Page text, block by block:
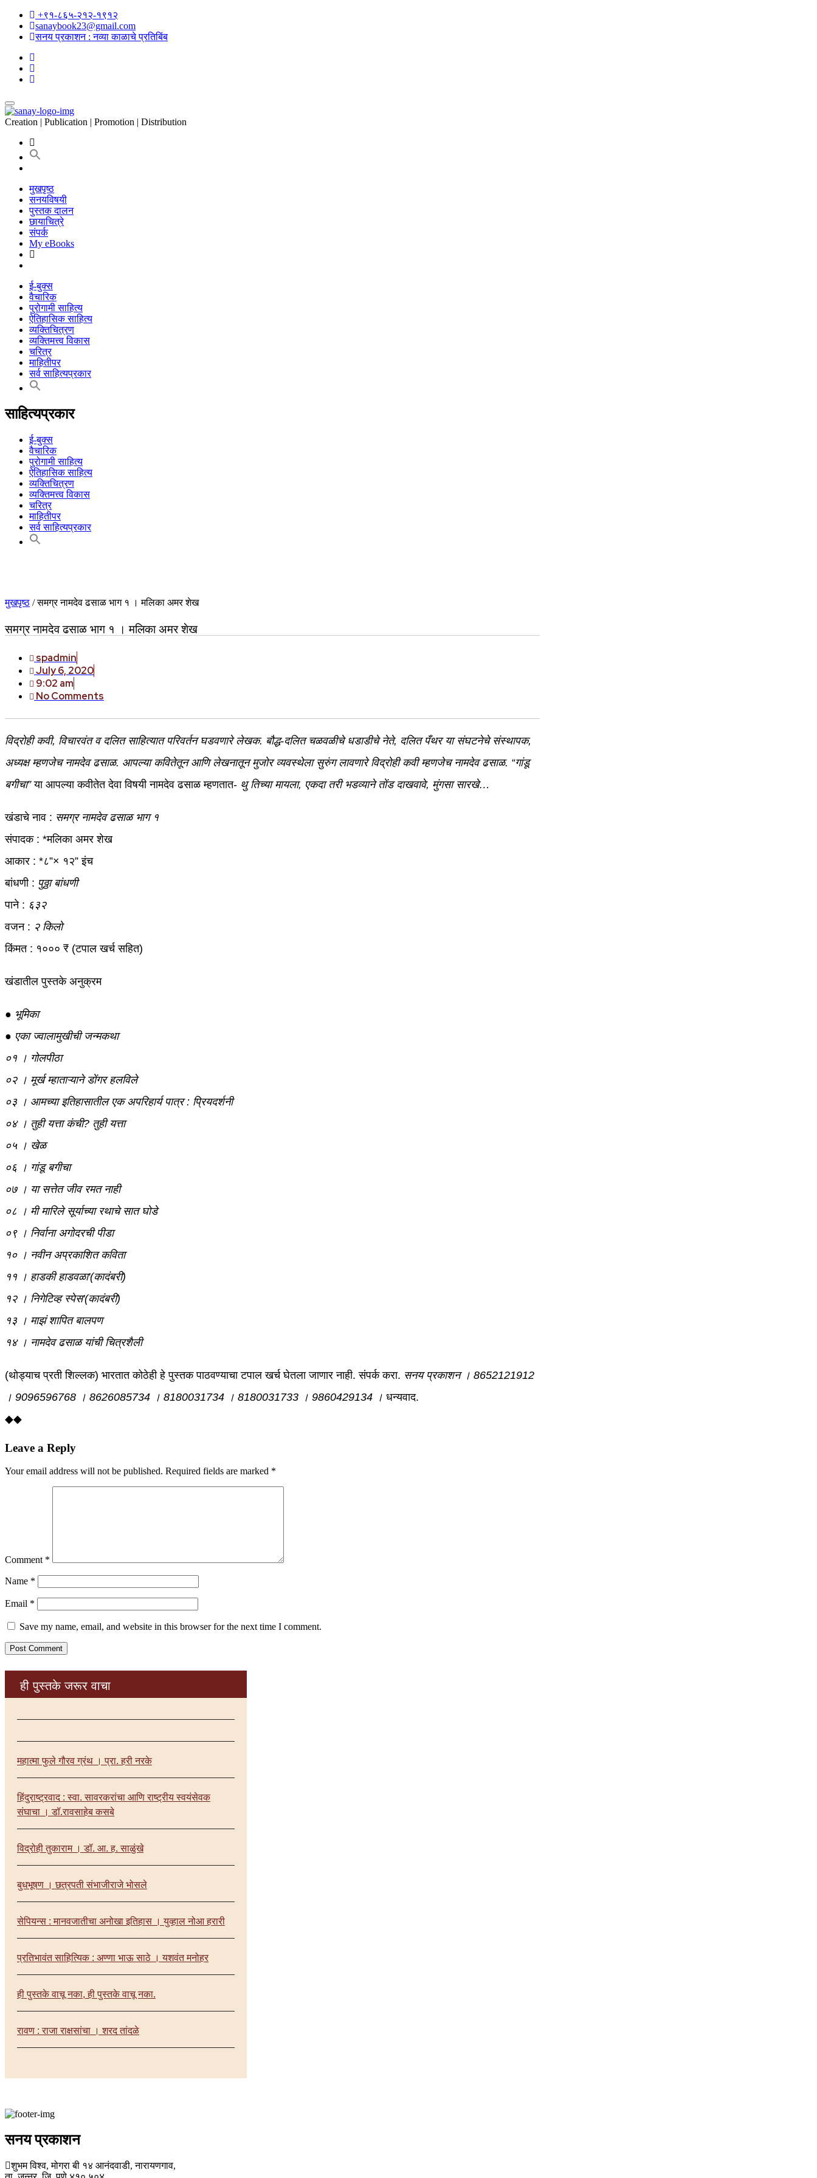
+९१-८६५-२१२-१९१२
sanaybook23@gmail.com
सनय प्रकाशन : नव्या काळाचे प्रतिबिंब
Creation | Publication | Promotion | Distribution
मुखपृष्ठ
सनयविषयी
पुस्तक दालन
छायाचित्रे
संपर्क
My eBooks
ई-बुक्स
वैचारिक
पुरोगामी साहित्य
ऐतिहासिक साहित्य
व्यक्तिचित्रण
व्यक्तिमत्त्व विकास
चरित्र
माहितीपर
सर्व साहित्यप्रकार
साहित्यप्रकार
ई-बुक्स
वैचारिक
पुरोगामी साहित्य
ऐतिहासिक साहित्य
व्यक्तिचित्रण
व्यक्तिमत्त्व विकास
चरित्र
माहितीपर
सर्व साहित्यप्रकार
मुखपृष्ठ /समग्र नामदेव ढसाळ भाग १ । मलिका अमर शेख
समग्र नामदेव ढसाळ भाग १ । मलिका अमर शेख
spadmin
July 6, 2020
9:02 am
No Comments
विद्रोही कवी, विचारवंत व दलित साहित्यात परिवर्तन घडवणारे लेखक. बौद्ध-दलित चळवळीचे धडाडीचे नेते, दलित पँथर या संघटनेचे संस्थापक,
अध्यक्ष म्हणजेच नामदेव ढसाळ. आपल्या कवितेतून आणि लेखनातून मुजोर व्यवस्थेला सुरुंग लावणारे विद्रोही कवी म्हणजेच नामदेव ढसाळ. “गांडू
बगीचा”या आपल्या कवीतेत देवा विषयी नामदेव ढसाळ म्हणतात- थु तिच्या मायला, एकदा तरी भडव्याने तोंड दाखवावे, मुंगसा सारखे…
खंडाचे नाव : समग्र नामदेव ढसाळ भाग १
संपादक : *मलिका अमर शेख
आकार : *८”× १२” इंच
बांधणी : पुठ्ठा बांधणी
पाने : ६३२
वजन : २ किलो
किंमत : १००० ₹ (टपाल खर्च सहित)
खंडातील पुस्तके अनुक्रम
● भूमिका
● एका ज्वालामुखीची जन्मकथा
०१ । गोलपीठा
०२ । मूर्ख म्हाताऱ्याने डोंगर हलविले
०३ । आमच्या इतिहासातील एक अपरिहार्य पात्र : प्रियदर्शनी
०४ । तुही यत्ता कंची? तुही यत्ता
०५ । खेळ
०६ । गांडू बगीचा
०७ । या सत्तेत जीव रमत नाही
०८ । मी मारिले सूर्याच्या रथाचे सात घोडे
०९ । निर्वाना अगोदरची पीडा
१० । नवीन अप्रकाशित कविता
११ । हाडकी हाडवळा'(कादंबरी)
१२ । निगेटिव्ह स्पेस'(कादंबरी)
१३ । माझं शापित बालपण
१४ । नामदेव ढसाळ यांची चित्रशैली
(थोड्याच प्रती शिल्लक) भारतात कोठेही हे पुस्तक पाठवण्याचा टपाल खर्च घेतला जाणार नाही. संपर्क करा. सनय प्रकाशन । 8652121912
। 9096596768 । 8626085734 । 8180031734 । 8180031733 । 9860429134 । धन्यवाद.
◆◆
Leave a Reply
Your email address will not be published. Required fields are marked *
Comment *
Name *
Email *
Save my name, email, and website in this browser for the next time I comment.
ही पुस्तके जरूर वाचा
महात्मा फुले गौरव ग्रंथ । प्रा. हरी नरके
हिंदुराष्ट्रवाद : स्वा. सावरकरांचा आणि राष्ट्रीय स्वयंसेवक
संघाचा । डॉ.रावसाहेब कसबे
विद्रोही तुकाराम । डॉ. आ. ह. साळुंखे
बुधभूषण । छत्रपती संभाजीराजे भोसले
सेपियन्स : मानवजातीचा अनोखा इतिहास । युव्हाल नोआ हरारी
प्रतिभावंत साहित्यिक : अण्णा भाऊ साठे । यशवंत मनोहर
ही पुस्तके वाचू नका, ही पुस्तके वाचू नका.
रावण : राजा राक्षसांचा । शरद तांदळे
सनय प्रकाशन
शुभम विश्व, मोगरा बी १४ आनंदवाडी, नारायणगाव,